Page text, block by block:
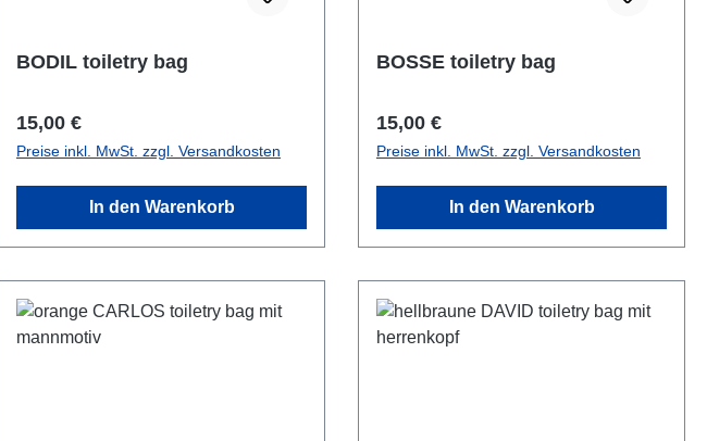
BODIL toiletry bag
Regulärer Preis:
15,00 €
Preise inkl. MwSt. zzgl. Versandkosten
In den Warenkorb
BOSSE toiletry bag
Regulärer Preis:
15,00 €
Preise inkl. MwSt. zzgl. Versandkosten
In den Warenkorb